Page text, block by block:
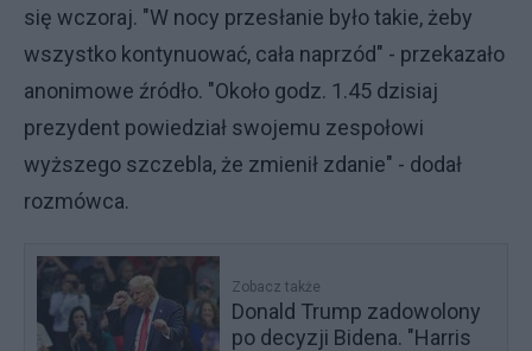
się wczoraj. "W nocy przesłanie było takie, żeby
wszystko kontynuować, cała naprzód" - przekazało
anonimowe źródło. "Około godz. 1.45 dzisiaj
prezydent powiedział swojemu zespołowi
wyższego szczebla, że zmienił zdanie" - dodał
rozmówca.
Zobacz także
Donald Trump zadowolony
po decyzji Bidena. "Harris